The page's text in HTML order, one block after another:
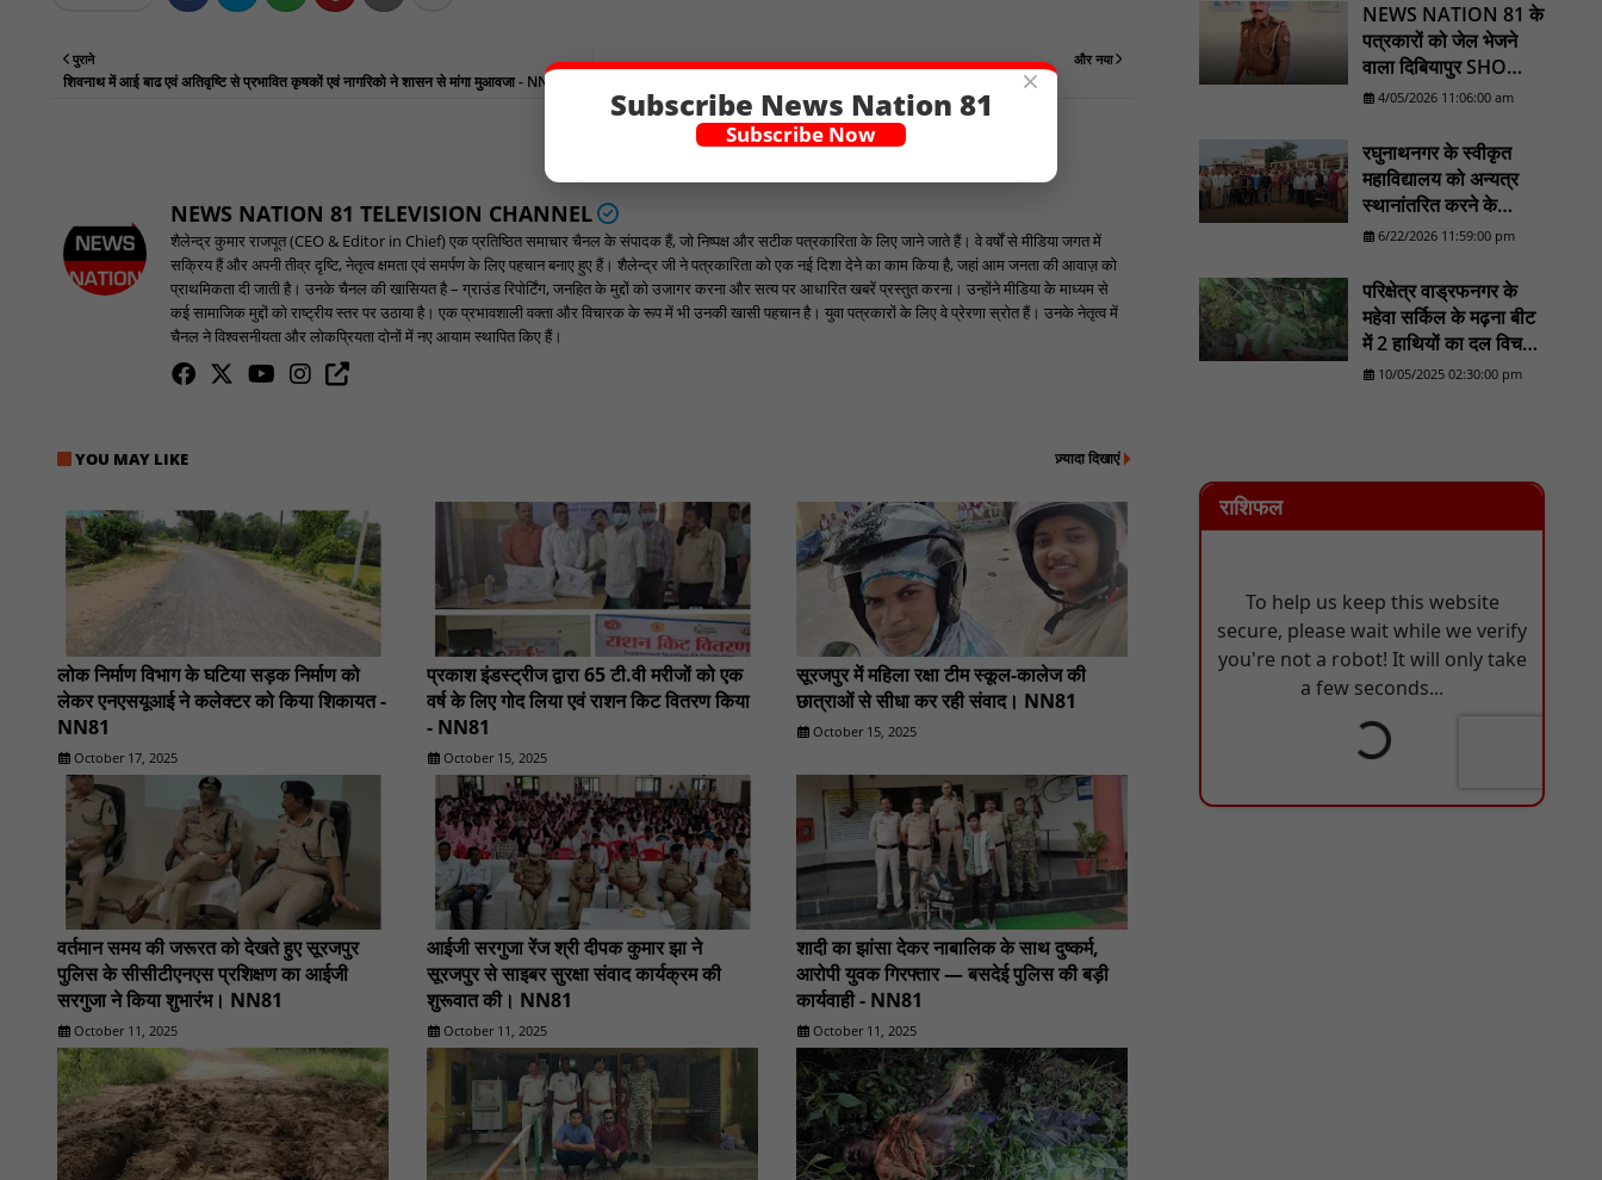
और नया
पुराने
शिवनाथ में आई बाढ एवं अतिवृष्टि से प्रभावित कृषकों एवं नागरिको ने शासन से मांगा मुआवजा - NN81
NEWS NATION 81 TELEVISION CHANNEL
शैलेन्द्र कुमार राजपूत (CEO & Editor in Chief) एक प्रतिष्ठित समाचार चैनल के संपादक हैं, जो निष्पक्ष और सटीक पत्रकारिता के लिए जाने जाते हैं। वे वर्षों से मीडिया जगत में
सक्रिय हैं और अपनी तीव्र दृष्टि, नेतृत्व क्षमता एवं समर्पण के लिए पहचान बनाए हुए हैं। शैलेन्द्र जी ने पत्रकारिता को एक नई दिशा देने का काम किया है, जहां आम जनता की आवाज़ को
प्राथमिकता दी जाती है। उनके चैनल की खासियत है – ग्राउंड रिपोर्टिंग, जनहित के मुद्दों को उजागर करना और सत्य पर आधारित खबरें प्रस्तुत करना। उन्होंने मीडिया के माध्यम से
कई सामाजिक मुद्दों को राष्ट्रीय स्तर पर उठाया है। एक प्रभावशाली वक्ता और विचारक के रूप में भी उनकी खासी पहचान है। युवा पत्रकारों के लिए वे प्रेरणा स्रोत हैं। उनके नेतृत्व में
चैनल ने विश्वसनीयता और लोकप्रियता दोनों में नए आयाम स्थापित किए हैं।
YOU MAY LIKE ज़्यादा दिखाएं
लोक निर्माण विभाग के घटिया सड़क निर्माण को
लेकर एनएसयूआई ने कलेक्टर को किया शिकायत -
NN81
October 17, 2025
प्रकाश इंडस्ट्रीज द्वारा 65 टी.वी मरीजों को एक
वर्ष के लिए गोद लिया एवं राशन किट वितरण किया
- NN81
October 15, 2025
सूरजपुर में महिला रक्षा टीम स्कूल-कालेज की
छात्राओं से सीधा कर रही संवाद। NN81
October 15, 2025
वर्तमान समय की जरूरत को देखते हुए सूरजपुर
पुलिस के सीसीटीएनएस प्रशिक्षण का आईजी
सरगुजा ने किया शुभारंभ। NN81
October 11, 2025
आईजी सरगुजा रेंज श्री दीपक कुमार झा ने
सूरजपुर से साइबर सुरक्षा संवाद कार्यक्रम की
शुरूवात की। NN81
October 11, 2025
शादी का झांसा देकर नाबालिक के साथ दुष्कर्म,
आरोपी युवक गिरफ्तार — बसदेई पुलिस की बड़ी
कार्यवाही - NN81
October 11, 2025
×
Subscribe News Nation 81
Subscribe Now
सदर विधायक प्रकाश द्विवेदी ने लगभग ₹4.30 करोड़
की विकास परियोजनाओं का किया लोकार्पण एवं
शिलान्यास : NN81
NEWS NATION 81 के
पत्रकारों को जेल भेजने
वाला दिबियापुर SHO
लाइनहाजिर, डीआईजी
4/05/2026 11:06:00 am
रघुनाथनगर के स्वीकृत
महाविद्यालय को अन्यत्र
स्थानांतरित करने के
प्रयास का होगा व्यापक
81
6/22/2026 11:59:00 pm
परिक्षेत्र वाड्रफनगर के
महेवा सर्किल के मढ़ना बीट
में 2 हाथियों का दल विचरण
करने का लोकेशन वन
10/05/2025 02:30:00 pm
राशिफल